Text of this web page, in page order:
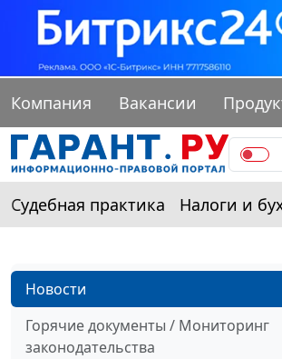
Компания Вакансии
Судебная практика Налоги и
Новости
Горячие документы / Мониторинг
законодательства